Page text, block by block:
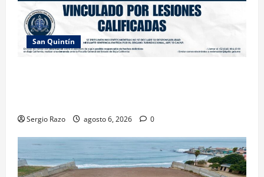
San Quintín
Sergio Razo agosto 6, 2026 0